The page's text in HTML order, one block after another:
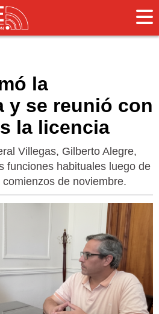
la
y se reunió con
la licencia
Villegas, Gilberto Alegre,
funciones habituales luego de
de noviembre.